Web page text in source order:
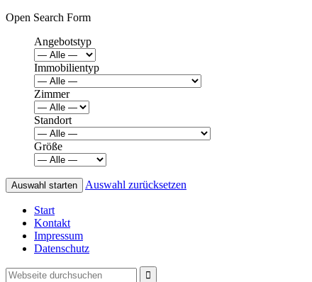
Open Search Form
Angebotstyp
Immobilientyp
Zimmer
Standort
Größe
Auswahl zurücksetzen
Start
Kontakt
Impressum
Datenschutz